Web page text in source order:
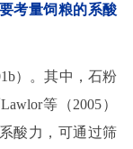
考量饲粮的系酸
）。其中，石粉
等（2005）
酸力，可通过筛